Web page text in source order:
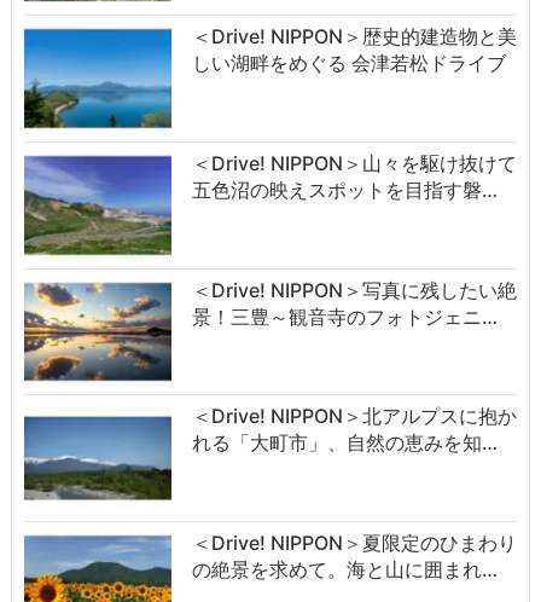
＜Drive! NIPPON＞歴史的建造物と美
しい湖畔をめぐる 会津若松ドライブ
＜Drive! NIPPON＞山々を駆け抜けて
五色沼の映えスポットを目指す磐…
＜Drive! NIPPON＞写真に残したい絶
景！三豊～観音寺のフォトジェニ…
＜Drive! NIPPON＞北アルプスに抱か
れる「大町市」、自然の恵みを知…
＜Drive! NIPPON＞夏限定のひまわり
の絶景を求めて。海と山に囲まれ…